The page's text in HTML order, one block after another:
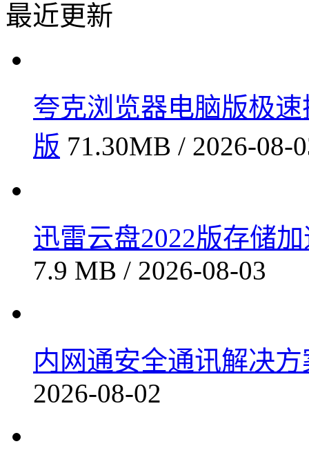
最近更新
夸克浏览器电脑版极
版 71.30MB / 2026-08-
迅雷云盘2022版存储
7.9 MB / 2026-08-03
内网通安全通讯解决
2026-08-02